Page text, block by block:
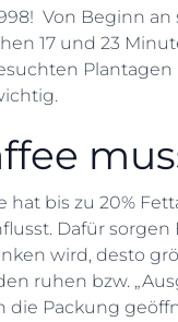
Von Beginn
17 und 23
hat bis zu 20%
Dafür sorgen
wird, desto
ruhen bzw.
die Packung